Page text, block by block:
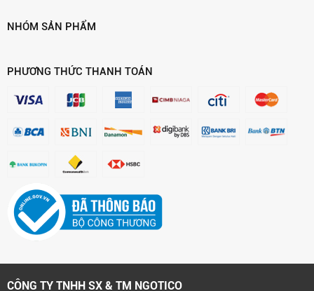
NHÓM SẢN PHẨM
PHƯƠNG THỨC THANH TOÁN
CÔNG TY TNHH SX & TM NGOTICO